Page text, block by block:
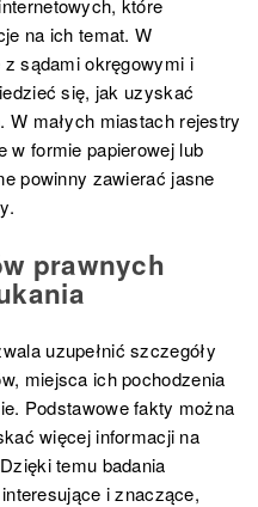
które
na ich temat. W
sądami okręgowymi i
się, jak uzyskać
małych miastach rejestry
w formie papierowej lub
powinny zawierać jasne
prawnych
uzupełnić szczegóły
miejsca ich pochodzenia
Podstawowe fakty można
więcej informacji na
temu badania
i znaczące,